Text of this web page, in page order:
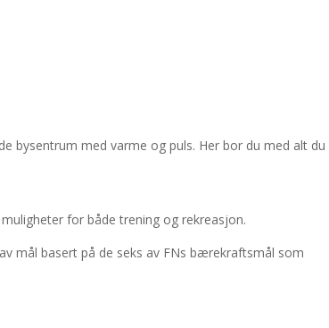
bysentrum med varme og puls. Her bor du med alt du
for både trening og rekreasjon.
mål basert på de seks av FNs bærekraftsmål som